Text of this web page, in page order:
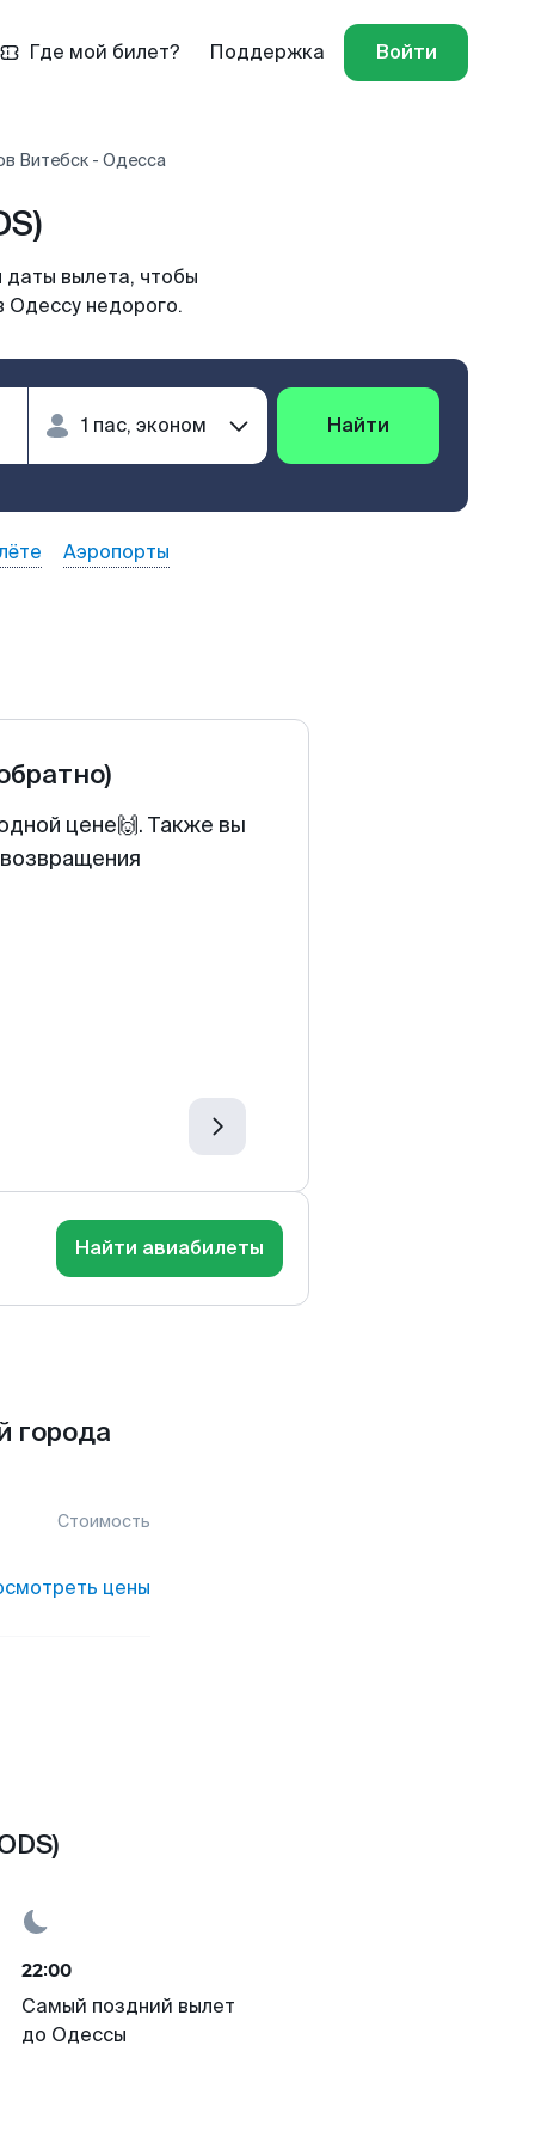
Где мой билет? Поддержка Войти
Витебск - Одесса
вылета, чтобы
Одессу недорого.
Найти
Аэропорты
цене🙌. Также вы
Найти авиабилеты
города
Стоимость
цены
22:00
Самый поздний вылет
до Одессы